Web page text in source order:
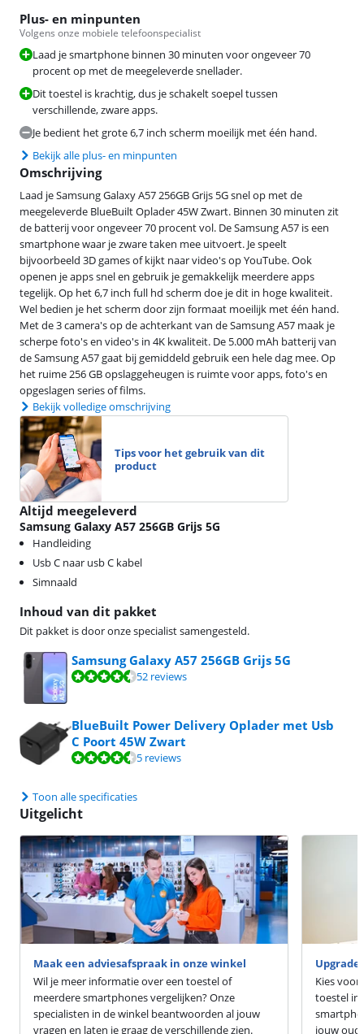
Inhoud van dit pakket
Dit pakket is door onze specialist samengesteld.
Samsung Galaxy A57 256GB Grijs 5G
Beoordeling is 9,4 van de 10, gebaseerd op 52 reviews.
52 reviews
BlueBuilt Power Delivery Oplader met Usb
C Poort 45W Zwart
Beoordeling is 8,6 van de 10, gebaseerd op 5 reviews.
5 reviews
Toon alle specificaties
Plus- en minpunten
Volgens onze mobiele telefoonspecialist
Laad je smartphone binnen 30 minuten voor ongeveer 70
procent op met de meegeleverde snellader.
Dit toestel is krachtig, dus je schakelt soepel tussen
verschillende, zware apps.
Je bedient het grote 6,7 inch scherm moeilijk met één hand.
Bekijk alle plus- en minpunten
Omschrijving
Laad je Samsung Galaxy A57 256GB Grijs 5G snel op met de
meegeleverde BlueBuilt Oplader 45W Zwart. Binnen 30 minuten zit
de batterij voor ongeveer 70 procent vol. De Samsung A57 is een
smartphone waar je zware taken mee uitvoert. Je speelt
bijvoorbeeld 3D games of kijkt naar video's op YouTube. Ook
openen je apps snel en gebruik je gemakkelijk meerdere apps
tegelijk. Op het 6,7 inch full hd scherm doe je dit in hoge kwaliteit.
Wel bedien je het scherm door zijn formaat moeilijk met één hand.
Met de 3 camera's op de achterkant van de Samsung A57 maak je
scherpe foto's en video's in 4K kwaliteit. De 5.000 mAh batterij van
de Samsung A57 gaat bij gemiddeld gebruik een hele dag mee. Op
het ruime 256 GB opslaggeheugen is ruimte voor apps, foto's en
opgeslagen series of films.
Bekijk volledige omschrijving
Tips voor het gebruik van dit
product
Altijd meegeleverd
Samsung Galaxy A57 256GB Grijs 5G
Handleiding
Usb C naar usb C kabel
Simnaald
Uitgelicht
Maak een adviesafspraak in onze winkel
Wil je meer informatie over een toestel of
meerdere smartphones vergelijken? Onze
specialisten in de winkel beantwoorden al jouw
vragen en laten je graag de verschillende zien.
Kies
toestel in
jouw